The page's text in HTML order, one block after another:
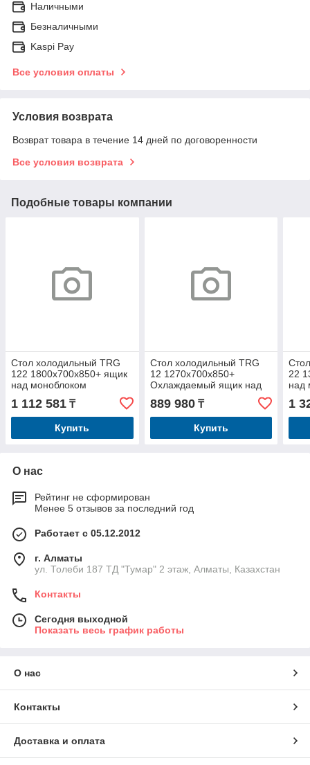
Наличными
Безналичными
Kaspi Pay
Все условия оплаты
Условия возврата
Возврат товара в течение 14 дней по договоренности
Все условия возврата
Подобные товары компании
Стол холодильный TRG
122 1800х700х850+ ящик
над моноблоком
1 112 581 ₸
Купить
Стол холодильный TRG
12 1270х700х850+
Охлаждаемый ящик над
889 980₸
Купить
22
над
1
О нас
Рейтинг не сформирован
Менее 5 отзывов за последний год
Работает с 05.12.2012
г. Алматы
ул. Толеби 187 ТД "Тумар" 2 этаж, Алматы, Казахстан
Контакты
Сегодня выходной
Показать весь график работы
О нас
Контакты
Доставка и оплата